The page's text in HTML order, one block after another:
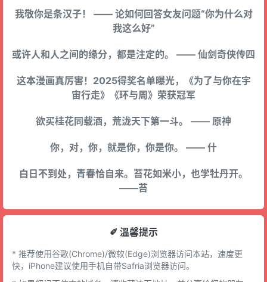
我敬你是条汉子！ —— 论如何回答女友问题“你为什么对
我这么好”
或许人和人之间的缘分，都是注定的。 —— 仙剑奇侠传四
这本漫画真厉害！2025得奖名单曝光，《为了与你在宇
宙行走》《环与周》荣获冠军
欲买桂花同载酒，荒泷天下第一斗。 —— 原神
你，对，你，就是你，你是你。 —— 什
白日不到处，青春恰自来。苔花如米小，也学牡丹开。
——苔
✐ 溫馨提示
* 推荐使用谷歌(Chrome)/微软(Edge)浏览器访问本站，速度更
快，iPhone建议使用手机自带Safria浏览器访问。